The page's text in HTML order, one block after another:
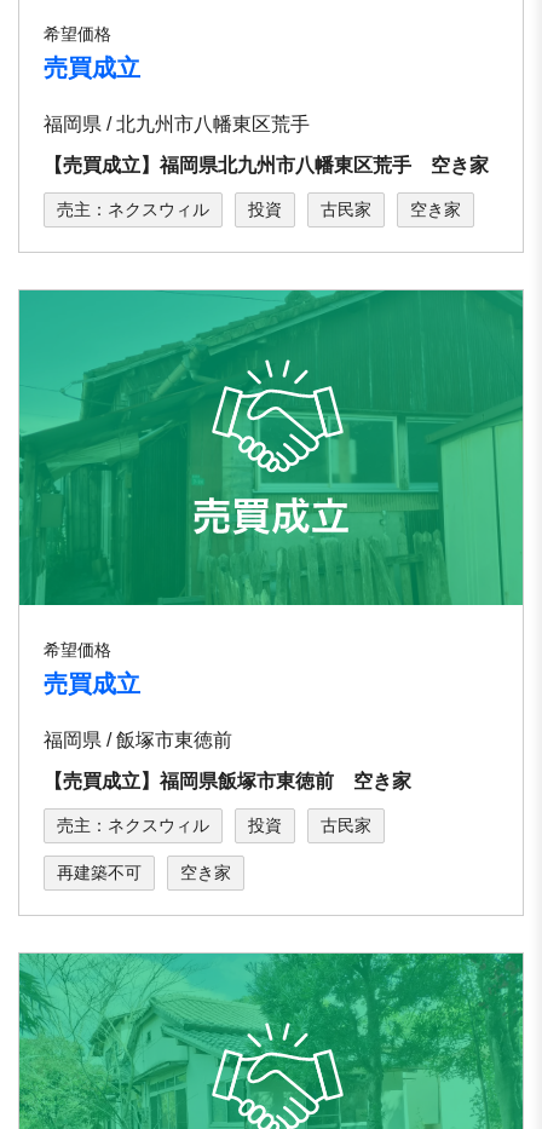
希望価格
売買成立
福岡県 / 北九州市八幡東区荒手
【売買成立】福岡県北九州市八幡東区荒手 空き家
売主：ネクスウィル 投資 古民家 空き家
希望価格
売買成立
福岡県 / 飯塚市東徳前
【売買成立】福岡県飯塚市東徳前 空き家
売主：ネクスウィル 投資 古民家
再建築不可 空き家